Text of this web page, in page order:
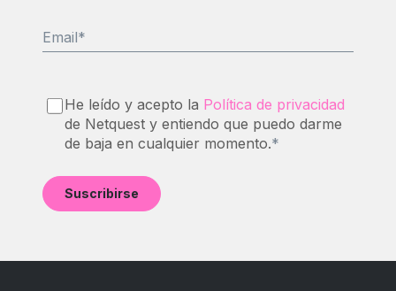
Email*
He leído y acepto la Política de privacidad
de Netquest y entiendo que puedo darme
de baja en cualquier momento.*